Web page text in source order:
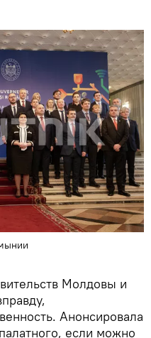
Молдовы и
Анонсировала
если можно